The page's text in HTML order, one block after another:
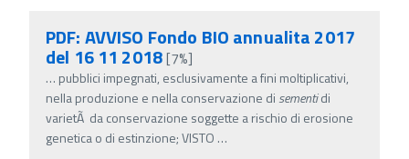
PDF: AVVISO Fondo BIO annualita 2017
del 16 11 2018[7%]
… pubblici impegnati, esclusivamente a fini moltiplicativi,
nella produzione e nella conservazione di sementidi
varietÃ da conservazione soggette a rischio di erosione
genetica o di estinzione; VISTO …